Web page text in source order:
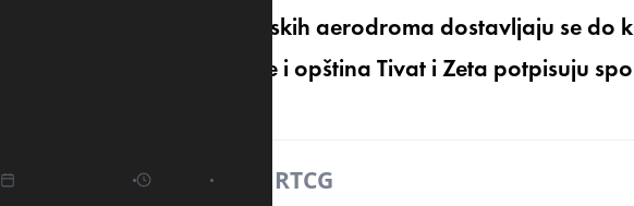
Ponude za zakup crnogorskih aerodroma dostavljaju se do
sljedeće predstavnici Vlade i opština Tivat i Zeta potpisuju
RTCG